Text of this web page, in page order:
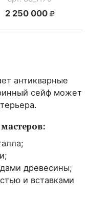
2 250 000
антикварные
сейф может
древесины;
и вставками